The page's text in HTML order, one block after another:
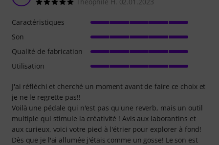
J'ai réfléchi et cherché un moment avant de faire ce choix et
je ne le regrette pas!!
Voilà une pédale qui n'est pas qu'une reverb, mais un outil
multiple qui stimule la créativité ! Avis aux laborantins et
aux curieux, voici votre pied à l'étrier pour explorer à fond!
Dès que je l'ai allumée j'étais comme un gosse! Le son est
Caractéristiques
Son
Qualité de fabrication
Utilisation